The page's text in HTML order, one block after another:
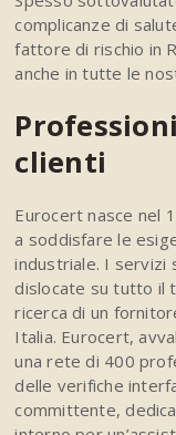
complicanze di
fattore di rischio in
anche in tutte le
clienti
Eurocert nasce nel
a soddisfare le
industriale. I servizi
dislocate su tutto il
ricerca di un
Italia. Eurocert,
una rete di 400
delle verifiche
committente,